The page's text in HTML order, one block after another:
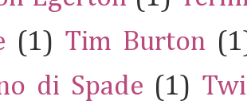
(1) Tim Burton
di Spade (1)